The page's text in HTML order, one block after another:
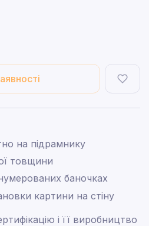
на підрамнику
товщини
баночках
картини на стіну
і її виробництво